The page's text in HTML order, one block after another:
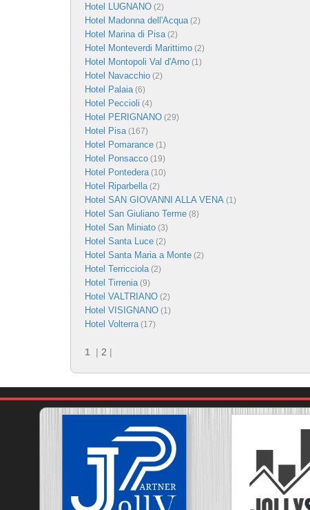
Hotel LUGNANO (2)
Hotel Madonna dell'Acqua(2)
Hotel Marina di Pisa(2)
Hotel Monteverdi Marittimo (2)
Hotel Montopoli Val d'Arno (1)
Hotel Navacchio (2)
Hotel Palaia(6)
Hotel Peccioli (4)
Hotel PERIGNANO (29)
Hotel Pisa(167)
Hotel Pomarance (1)
Hotel Ponsacco (19)
Hotel Pontedera(10)
Hotel Riparbella(2)
Hotel SAN GIOVANNI ALLA VENA (1)
Hotel San Giuliano Terme (8)
Hotel San Miniato (3)
Hotel Santa Luce (2)
Hotel Santa Maria a Monte (2)
Hotel Terricciola(2)
Hotel Tirrenia(9)
Hotel VALTRIANO (2)
Hotel VISIGNANO (1)
Hotel Volterra(17)
1 | 2 |